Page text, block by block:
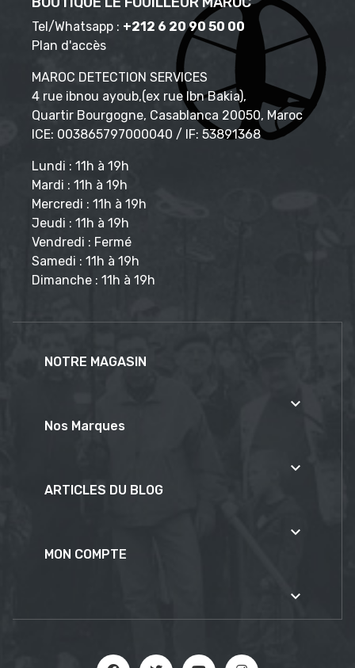
Tel/Whatsapp : +212 6 20 90 50 00
Plan d'accès
MAROC DETECTION SERVICES
4 rue ibnou ayoub,(ex rue Ibn Bakia),
Quartir Bourgogne, Casablanca 20050, Maroc
ICE: 003865797000040 / IF: 53891368
Lundi : 11h à 19h
Mardi : 11h à 19h
Mercredi : 11h à 19h
Jeudi : 11h à 19h
Vendredi : Fermé
Samedi : 11h à 19h
Dimanche : 11h à 19h
NOTRE MAGASIN

Nos Marques

ARTICLES DU BLOG

MON COMPTE
